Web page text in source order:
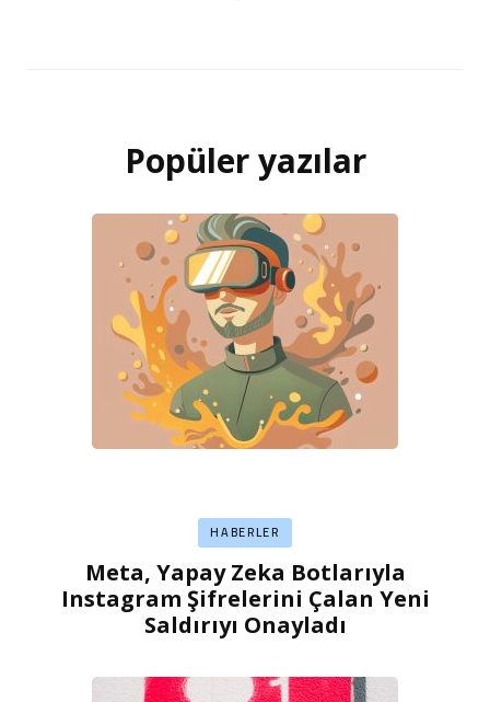
Popüler yazılar
HABERLER
Meta, Yapay Zeka Botlarıyla
Instagram Şifrelerini Çalan Yeni
Saldırıyı Onayladı